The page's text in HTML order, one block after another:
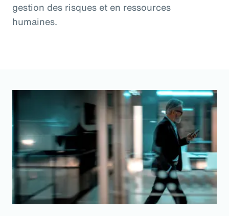
gestion des risques et en ressources
humaines.